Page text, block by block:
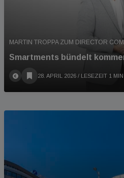
MARTIN TROPPA ZUM DIRECTOR
Smartments bündelt
28. APRIL 2026 / LESEZEIT 1 MIN